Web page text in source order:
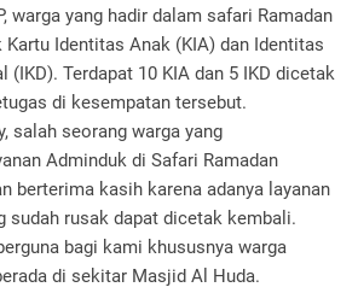
warga yang hadir dalam safari Ramadan
Identitas Anak (KIA) dan Identitas
(IKD). Terdapat 10 KIA dan 5 IKD dicetak
di kesempatan tersebut.
salah seorang warga yang
Adminduk di Safari Ramadan
berterima kasih karena adanya layanan
sudah rusak dapat dicetak kembali.
bagi kami khususnya warga
di sekitar Masjid Al Huda.